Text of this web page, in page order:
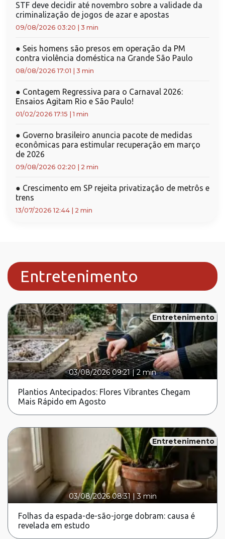
STF deve decidir até novembro sobre a validade da
criminalização de jogos de azar e apostas
09/08/2026 03:20 3 min
● Seis homens são presos em operação da PM
contra violência doméstica na Grande São Paulo
08/08/2026 17:01 3 min
● Contagem Regressiva para o Carnaval 2026:
Ensaios Agitam Rio e São Paulo!
01/02/2026 17:15 |1 min
● Governo brasileiro anuncia pacote de medidas
econômicas para estimular recuperação em março
de 2026
09/08/2026 02:20 2 min
● Crescimento em SP rejeita privatização de metrôs e
trens
13/07/2026 12:44 2 min
Entretenimento
Entretenimento
03/08/2026 09:21|2 min
Plantios Antecipados: Flores Vibrantes Chegam
Mais Rápido em Agosto
Entretenimento
03/08/2026 08:31 |3 min
Folhas da espada-de-são-jorge dobram: causa é
revelada em estudo